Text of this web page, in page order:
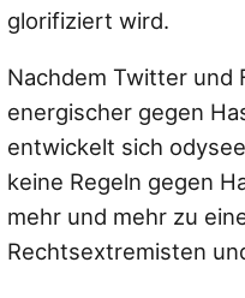
glorifiziert wird.
Nachdem Twitter und
energischer gegen
entwickelt sich
keine Regeln gegen
mehr und mehr zu
Rechtsextremisten